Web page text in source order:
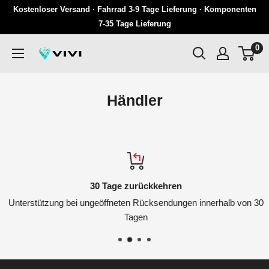
Überspringen
Inhalten
Kostenloser Versand · Fahrrad 3-9 Tage Lieferung · Komponenten
7-35 Tage Lieferung
VIVI
0
Händler
30 Tage zurückkehren
Unterstützung bei ungeöffneten Rücksendungen innerhalb von 30
Tagen